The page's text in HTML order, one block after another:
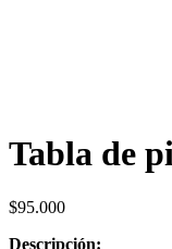
Tabla de
$95.000
Descripción: